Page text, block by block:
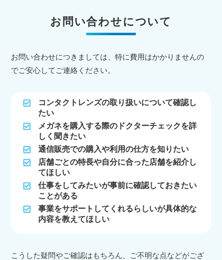
お問い合わせについて
お問い合わせにつきましては、特に費用はかかりませんの
でご安心してご連絡ください。
コンタクトレンズの取り扱いについて確認し
たい
メガネを購入する際のドクターチェックを詳
しく聞きたい
通信販売での購入や利用の仕方を知りたい
店舗ごとの特長や自分に合った店舗を紹介し
てほしい
仕事をしてみたいが事前に確認しておきたい
ことがある
事業をサポートしてくれるらしいが具体的な
内容を教えてほしい
こうした疑問やご確認はもちろん、ご不明な点などがござ